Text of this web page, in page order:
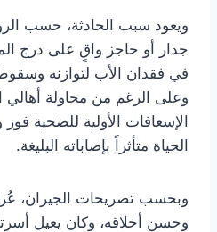
ويعود سبب الحادثة، حسب
جدار أو حاجز واقٍ على درج
في فقدان الأب لتوازنه
وعلى الرغم من محاولة أهالي
الإسعافات الأولية للضحية
الحياة متأثراً بإصاباته البليغة.
وبحسب تصريحات الجيران،
وحسن أخلاقه، وكان يعيل